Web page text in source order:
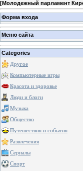
[Молодежный парламент
Форма входа
Меню сайта
Categories
Другое
Компьютерные игры
Красота и здоровье
Люди и блоги
Музыка
Общество
Путешествия и события
Развлечения
Сериалы
Спорт